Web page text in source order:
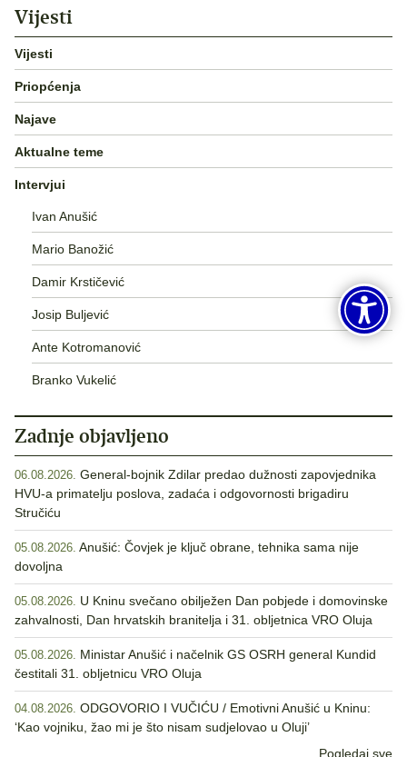
Vijesti
Vijesti
Priopćenja
Najave
Aktualne teme
Intervjui
Ivan Anušić
Mario Banožić
Damir Krstičević
Josip Buljević
Ante Kotromanović
Branko Vukelić
Zadnje objavljeno
06.08.2026. General-bojnik Zdilar predao dužnosti zapovjednika
HVU-a primatelju poslova, zadaća i odgovornosti brigadiru
Stručiću
05.08.2026. Anušić: Čovjek je ključ obrane, tehnika sama nije
dovoljna
05.08.2026. U Kninu svečano obilježen Dan pobjede i domovinske
zahvalnosti, Dan hrvatskih branitelja i 31. obljetnica VRO Oluja
05.08.2026. Ministar Anušić i načelnik GS OSRH general Kundid
čestitali 31. obljetnicu VRO Oluja
04.08.2026. ODGOVORIO I VUČIĆU / Emotivni Anušić u Kninu:
‘Kao vojniku, žao mi je što nisam sudjelovao u Oluji’
Pogledaj sve